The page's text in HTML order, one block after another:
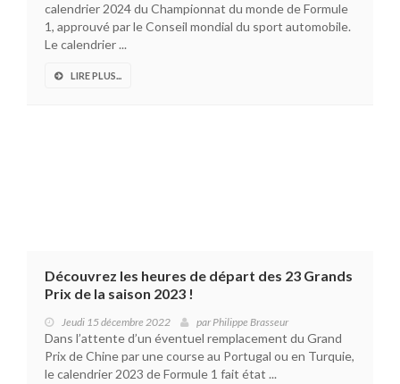
calendrier 2024 du Championnat du monde de Formule
1, approuvé par le Conseil mondial du sport automobile.
Le calendrier ...
LIRE PLUS...
Découvrez les heures de départ des 23 Grands
Prix de la saison 2023 !
Jeudi 15 décembre 2022 parPhilippe Brasseur
Dans l’attente d’un éventuel remplacement du Grand
Prix de Chine par une course au Portugal ou en Turquie,
le calendrier 2023 de Formule 1 fait état ...